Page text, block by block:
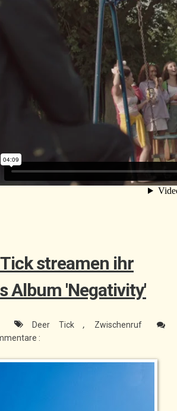
streamen ihr
Album 'Negativity'
Deer Tick, Zwischenruf
: